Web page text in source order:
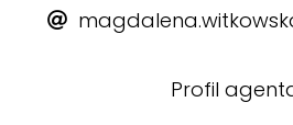
Profil